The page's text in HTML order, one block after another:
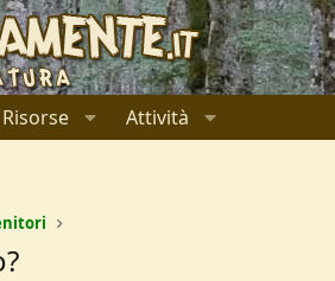
Risorse Attività